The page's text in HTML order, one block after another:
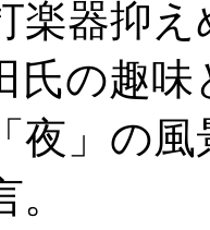
楽器抑え
氏の趣
夜」の